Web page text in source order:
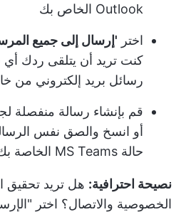
Outlook الخاص بك
اختر 'إرسال إلى جميع
كنت تريد أن يتلقى ردك
رسائل بريد إلكتروني من
قم بإنشاء رسالة منفصلة
أو انسخ والصق نفس
حالة MS Teams الخاصة بك
نصيحة احترافية: هل تريد تحقيق
الخصوصية والاتصال؟ اختر